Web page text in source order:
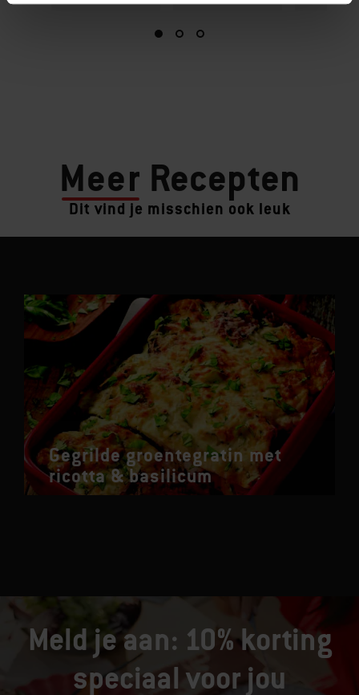
Meer Recepten
Dit vind je misschien ook leuk
Gegrilde groentegratin met
ricotta & basilicum
Meld je aan: 10% korting
speciaal voor jou